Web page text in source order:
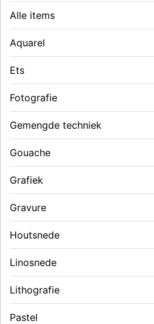
Alle items
Aquarel
Ets
Fotografie
Gemengde techniek
Gouache
Grafiek
Gravure
Houtsnede
Linosnede
Lithografie
Pastel